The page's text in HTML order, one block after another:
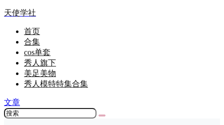
天使学社
首页
合集
cos单套
秀人旗下
美足美物
秀人模特特集合集
文章